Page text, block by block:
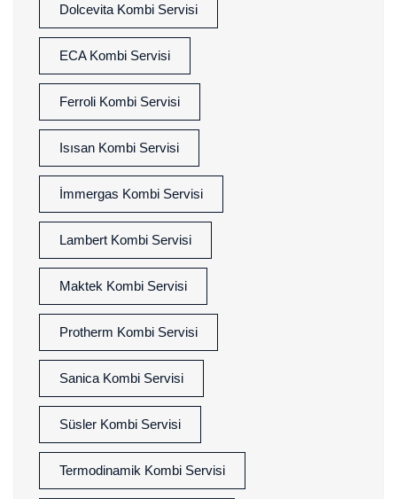
Dolcevita Kombi Servisi
ECA Kombi Servisi
Ferroli Kombi Servisi
Isısan Kombi Servisi
İmmergas Kombi Servisi
Lambert Kombi Servisi
Maktek Kombi Servisi
Protherm Kombi Servisi
Sanica Kombi Servisi
Süsler Kombi Servisi
Termodinamik Kombi Servisi